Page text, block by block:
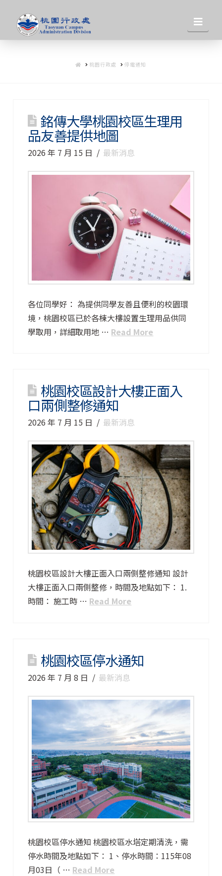
桃
園
政
處
HOME
桃園行政處 停電通知
銘傳大學桃園校區生理用
品友善提供地圖
2026 年 7 月 15 日 最新消息
各位同學好： 為提供同學友善且便利的校園環
境，桃園校區已於各棟大樓設置生理用品供同
學取用，詳細取用地 … Read More
桃園校區設計大樓正面入
口兩側整修通知
2026 年 7 月 15 日 最新消息
桃園校區設計大樓正面入口兩側整修通知 設計
大樓正面入口兩側整修，時間及地點如下： 1.
時間： 施工時 … Read More
桃園校區停水通知
2026 年 7 月 8 日 最新消息
桃園校區停水通知 桃園校區水塔定期清洗，需
停水時間及地點如下： 1、停水時間：115年08
月03日（ … Read More